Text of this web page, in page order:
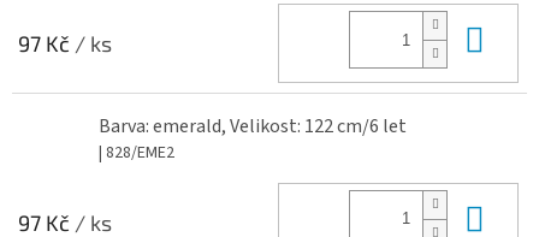
97 Kč / ks
Barva: emerald, Velikost: 122 cm/6 let
| 828/EME2
97 Kč / ks